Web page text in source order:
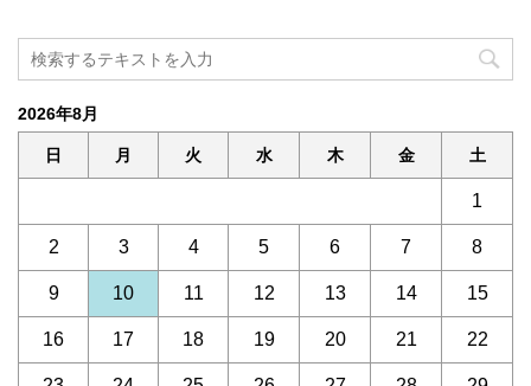
2026年8月
日 月 火 水 木 金 土
1
2 3 4 5 6 7 8
9 10 11 12 13 14 15
16 17 18 19 20 21 22